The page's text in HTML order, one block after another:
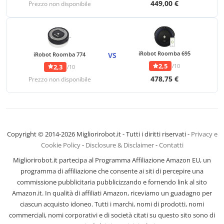
Prezzo non disponibile 449,00 €
iRobot Roomba 774
2,3 /10
Prezzo non disponibile
VS iRobot Roomba 695
2,5 /10
478,75 €
Copyright © 2014-2026 Migliorirobot.it - Tutti i diritti riservati - Privacy e
Cookie Policy- Disclosure & Disclaimer-Contatti
Migliorirobot.it partecipa al Programma Affiliazione Amazon EU, un
programma di affiliazione che consente ai siti di percepire una
commissione pubblicitaria pubblicizzando e fornendo link al sito
Amazon.it. In qualità di affiliati Amazon, riceviamo un guadagno per
ciascun acquisto idoneo. Tutti i marchi, nomi di prodotti, nomi
commerciali, nomi corporativi e di società citati su questo sito sono di